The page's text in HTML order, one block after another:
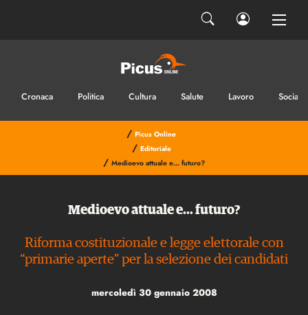
Cronaca Politica Cultura Salute Lavoro Sociale
/ Picus Online
/ Editoriale
/ Medioevo attuale e… futuro?
Medioevo attuale e… futuro?
Riforma costituzionale e legge elettorale con
“primarie aperte” per la selezione dei candidati
mercoledì 30 gennaio 2008